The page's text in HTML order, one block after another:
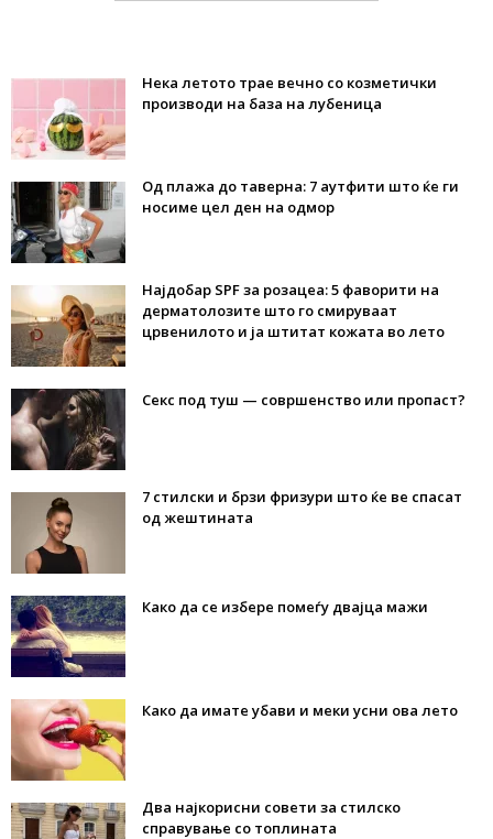
Нека летото трае вечно со козметички
производи на база на лубеница
Од плажа до таверна: 7 аутфити што ќе ги
носиме цел ден на одмор
Најдобар SPF за розацеа: 5 фаворити на
дерматолозите што го смируваат
црвенилото и ја штитат кожата во лето
Секс под туш — совршенство или пропаст?
7 стилски и брзи фризури што ќе ве спасат
од жештината
Како да се избере помеѓу двајца мажи
Како да имате убави и меки усни ова лето
Два најкорисни совети за стилско
справување со топлината